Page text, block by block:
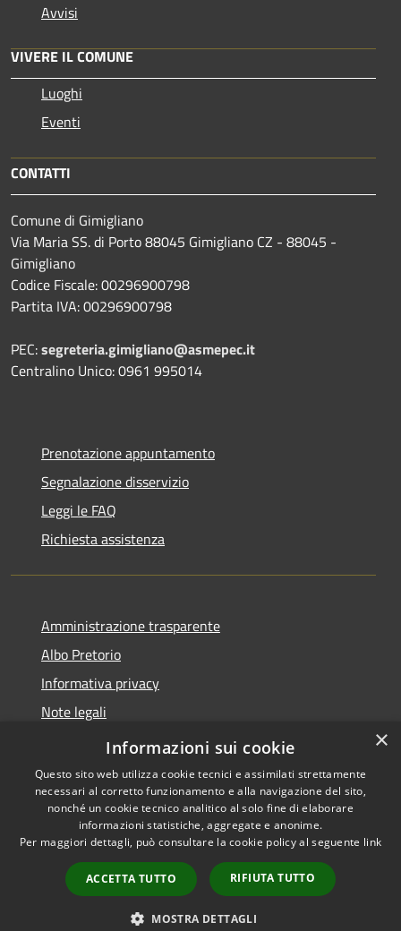
Avvisi
VIVERE IL COMUNE
Luoghi
Eventi
CONTATTI
Comune di Gimigliano
Via Maria SS. di Porto 88045 Gimigliano CZ - 88045 -
Gimigliano
Codice Fiscale: 00296900798
Partita IVA: 00296900798
PEC:segreteria.gimigliano@asmepec.it
Centralino Unico: 0961 995014
Prenotazione appuntamento
Segnalazione disservizio
Leggi le FAQ
Richiesta assistenza
Amministrazione trasparente
Albo Pretorio
Informativa privacy
Note legali
Dichiarazione di accessibilità
Accessibilità
Copyright © 2026 • Comune di
Gimigliano • Powered by
Municipium•
Accesso
redazione
×
Informazioni sui cookie
Questo sito web utilizza cookie tecnici e assimilati strettamente
necessari al corretto funzionamento e alla navigazione del sito,
nonché un cookie tecnico analitico al solo fine di elaborare
informazioni statistiche, aggregate e anonime.
Per maggiori dettagli, può consultare la cookie policy al seguente link
ACCETTA TUTTO RIFIUTA TUTTO
MOSTRA DETTAGLI